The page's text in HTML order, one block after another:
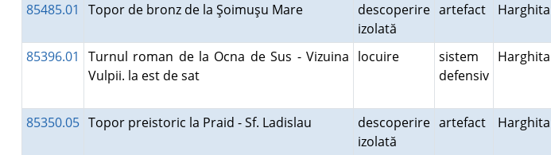
85485.01 Topor de bronz de la Şoimuşu Mare
descoperire
izolată
artefact Harghita
85396.01
Turnul roman de la Ocna de Sus - Vizuina
Vulpii. la est de sat
locuire
sistem
defensiv
Harghita
85350.05 Topor preistoric la Praid - Sf. Ladislau
descoperire
izolată
artefact Harghita